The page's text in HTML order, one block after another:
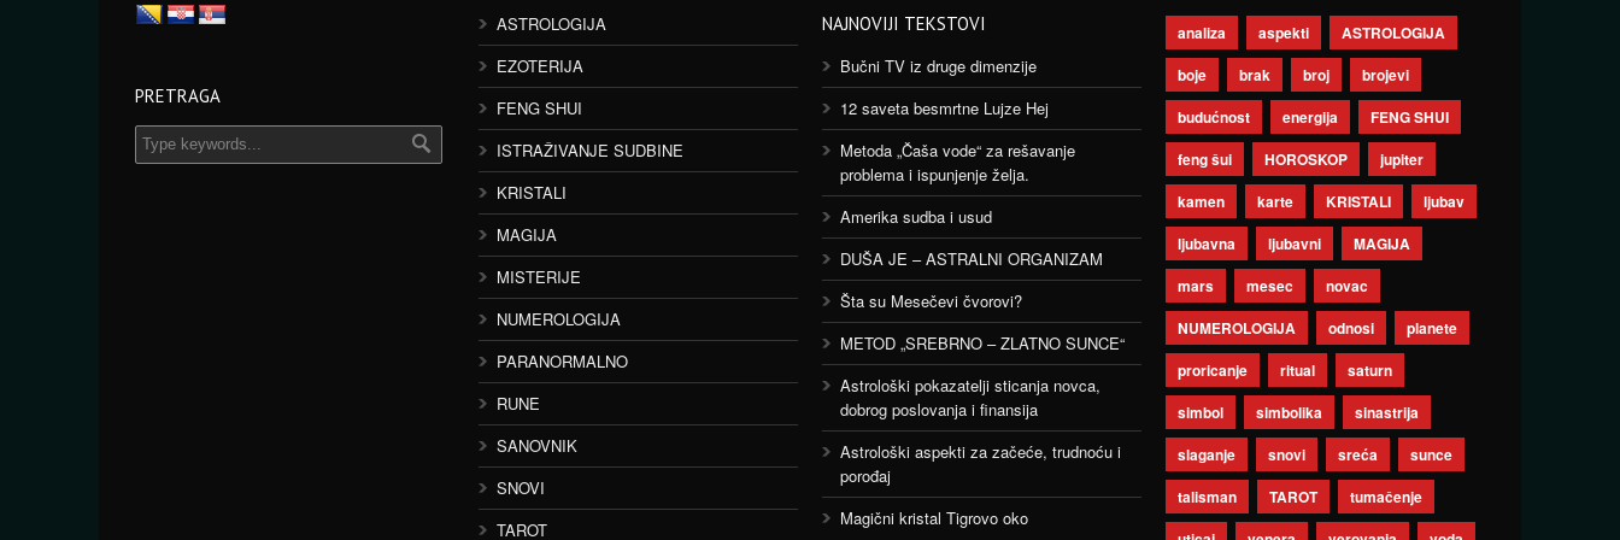
PRETRAGA
ASTROLOGIJA
EZOTERIJA
FENG SHUI
ISTRAŽIVANJE SUDBINE
KRISTALI
MAGIJA
MISTERIJE
NUMEROLOGIJA
PARANORMALNO
RUNE
SANOVNIK
SNOVI
TAROT
NAJNOVIJI TEKSTOVI
Bučni TV iz druge dimenzije
12 saveta besmrtne Lujze Hej
Metoda „Čaša vode“ za rešavanje
problema i ispunjenje želja.
Amerika sudba i usud
DUŠA JE – ASTRALNI ORGANIZAM
Šta su Mesečevi čvorovi?
METOD „SREBRNO – ZLATNO SUNCE“
Astrološki pokazatelji sticanja novca,
dobrog poslovanja i finansija
Astrološki aspekti za začeće, trudnoću i
porođaj
Magični kristal Tigrovo oko
analiza aspekti
ASTROLOGIJA
boje
brak broj
brojevi
budućnost
energija
FENG SHUI
feng šui
HOROSKOP
jupiter
kamen
karte KRISTALI
ljubav
ljubavna
ljubavni
MAGIJA
mars
mesec
novac
NUMEROLOGIJA
odnosi
planete
proricanje
ritual
saturn
simbol
simbolika
sinastrija
slaganje
snovi sreća
sunce
talisman
TAROT
tumačenje